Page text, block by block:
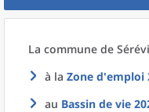
La commune de
à la Zone d'emploi
au Bassin de vie